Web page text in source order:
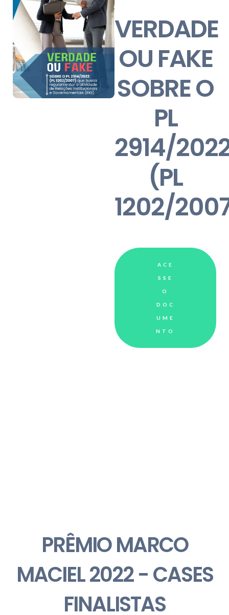
VERDADE
OU FAKE
SOBRE O
PL
2914/
(PL
1202/
ACE
SSE
O
DOC
UME
NTO
PRÊMIO MARCO
MACIEL 2022 - CASES
FINALISTAS